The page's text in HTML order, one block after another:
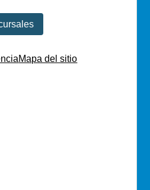
Mapa del sitio